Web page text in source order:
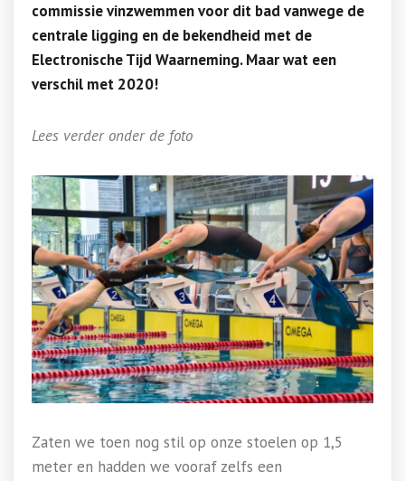
commissie vinzwemmen voor dit bad vanwege de
centrale ligging en de bekendheid met de
Electronische Tijd Waarneming. Maar wat een
verschil met 2020!
Lees verder onder de foto
Zaten we toen nog stil op onze stoelen op 1,5
meter en hadden we vooraf zelfs een